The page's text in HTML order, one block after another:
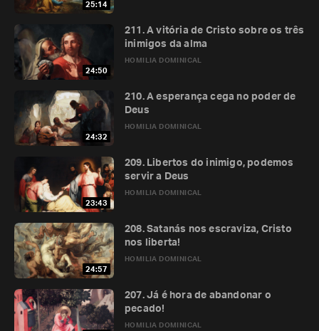
25:14
24:50
HOMILIA DOMINICAL
211. A vitória de Cristo sobre os três
inimigos da alma
24:32
HOMILIA DOMINICAL
210. A esperança cega no poder de
Deus
23:43
HOMILIA DOMINICAL
209. Libertos do inimigo, podemos
servir a Deus
24:57
HOMILIA DOMINICAL
208. Satanás nos escraviza, Cristo
nos liberta!
HOMILIA DOMINICAL
207. Já é hora de abandonar o
pecado!